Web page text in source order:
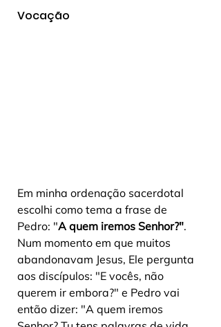
Vocação
Em minha ordenação sacerdotal
escolhi como tema a frase de
Pedro: "A quem iremos Senhor?".
Num momento em que muitos
abandonavam Jesus, Ele pergunta
aos discípulos: "E vocês, não
querem ir embora?" e Pedro vai
então dizer: "A quem iremos